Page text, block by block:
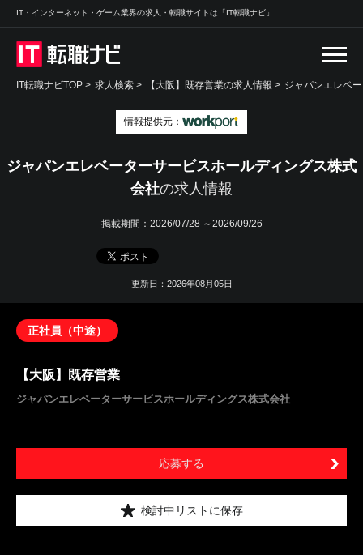
IT・インターネット・ゲーム業界の求人・転職サイトは「IT転職ナビ」
IT転職ナビTOP > 求人検索 > 【大阪】既存営業の求人情報 > ジャパンエレベ
情報提供元：
ジャパンエレベーターサービスホールディングス株式
会社の求人情報
掲載期間： 2026/07/28 ～2026/09/26
更新日：2026年08月05日
正社員（中途）
【大阪】既存営業
ジャパンエレベーターサービスホールディングス株式会社
応募する
検討中リストに保存